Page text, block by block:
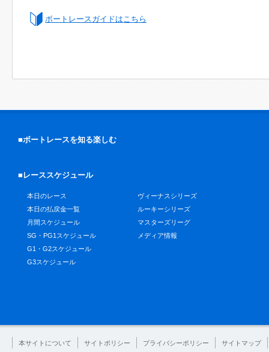
ボートレースガイドはこちら
■ボートレースを知る楽しむ
■レーススケジュール
本日のレース
本日の払戻金一覧
月間スケジュール
SG・PG1スケジュール
G1・G2スケジュール
G3スケジュール
ヴィーナスシリーズ
ルーキーシリーズ
マスターズリーグ
メディア情報
本サイトについて サイトポリシー プライバシーポリシー サイトマップ